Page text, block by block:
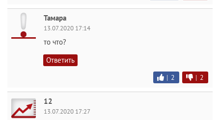
Тамара
13.07.2020 17:14
то что?
Ответить
| 2 | 2
12
13.07.2020 17:27